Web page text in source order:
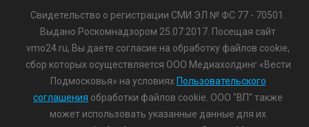
Свидетельство о регистрации СМИ ЭЛ № ФС 77 - 70501.
Выдано Роскомнадзором 25.07.2017. Посещая сайт
vmo24.ru, Вы даете согласие на обработку файлов cookie,
сбор которых осуществляется ООО Медиахолдинг «Вести
Подмосковья» на условиях Пользовательского
соглашения обработки файлов cookie. ООО "ВП" также
может использовать указанные данные для их